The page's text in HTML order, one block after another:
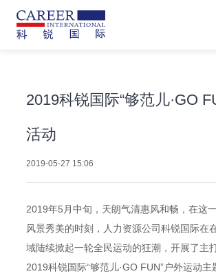
2019科锐国际“够范儿·GO
活动
2019-05-27 15:06
2019年5月中旬，天朗气清惠风和畅，在这
风景秀美的时刻，人力资源公司科锐国际在
域陆续掀起一轮全民运动的狂潮，开展了主
2019科锐国际“够范儿·GO FUN”户外运动主